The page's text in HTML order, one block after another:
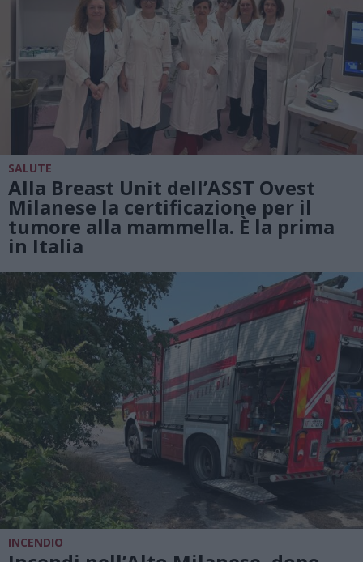
SALUTE
Alla Breast Unit dell’ASST Ovest
Milanese la certificazione per il
tumore alla mammella. È la prima
in Italia
INCENDIO